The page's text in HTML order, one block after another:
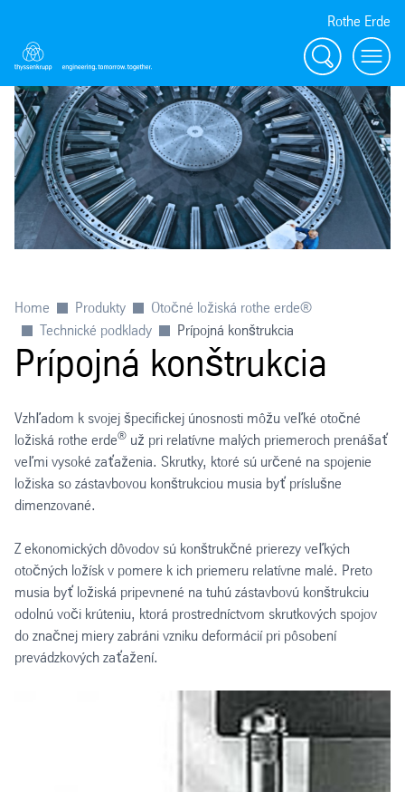
Rothe Erde
Vyhľadávanie
Home Produkty
Otočné ložiská rothe erde®
Technické podklady
Prípojná konštrukcia
Prípojná konštrukcia
Vzhľadom k svojej špecifickej únosnosti môžu veľké otočné
ložiská rothe erde® už pri relatívne malých priemeroch prenášať
veľmi vysoké zaťaženia. Skrutky, ktoré sú určené na spojenie
ložiska so zástavbovou konštrukciou musia byť príslušne
dimenzované.
Z ekonomických dôvodov sú konštrukčné prierezy veľkých
otočných ložísk v pomere k ich priemeru relatívne malé. Preto
musia byť ložiská pripevnené na tuhú zástavbovú konštrukciu
odolnú voči krúteniu, ktorá prostredníctvom skrutkových spojov
do značnej miery zabráni vzniku deformácií pri pôsobení
prevádzkových zaťažení.